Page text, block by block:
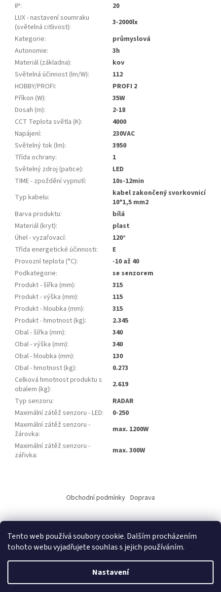
Tento web používá soubory cookie. Dalším procházením
tohoto webu vyjadřujete souhlas s jejich používáním.
Nastavení
IP:
20
LUX - nastavení soumraku
(světelná citlivost):
3-2000lx
Kategorie:
průmyslová
Autonomie:
3h
Materiál (základna):
kov
Světelná účinnost (lm/W):
112
HOBBY/PROFI:
PROFI 2
Příkon (W):
35W
Dosah (m):
2-18
CCT Teplota světla (K):
4000
Napájení:
230VAC
Světelný tok (lm):
3950
Třída ochrany:
1
Světelný zdroj (patice):
LED
TIME - zpoždění vypnutí:
10s-12min
Typ kabelu:
kabel zakončený svorkovnicí
10*1,5 mm2
Barva produktu:
bílá
Materiál (kryt):
plast
Úhel - vyzařovací:
120°
Třída energetické účinnosti:
E
Provozní teplota (°C):
-10 až 40
Podkategorie:
se senzorem
Produkt - šířka (mm):
315
Produkt - výška (mm):
115
Produkt - hloubka (mm):
315
Produkt - hmotnost (kg):
2.345
Obal - šířka (mm):
340
Obal - výška (mm):
340
Obal - hloubka (mm):
130
Obal - hmotnost (kg):
0.273
Celková hmotnost produktu s
obalem (kg):
2.619
Typ senzoru:
RADAR
Maximální zátěž senzoru - LED:
0-250
Maximální zátěž senzoru -
žárovka:
max. 1200W
Maximální zátěž senzoru -
zářivka: max. 300W
a
t
Obchodní podmínky Doprava
Vytvořil Shoptet
ALKO elektro s.r.o.. Všechna práva vyhrazena.
Upravit nastavení cookies